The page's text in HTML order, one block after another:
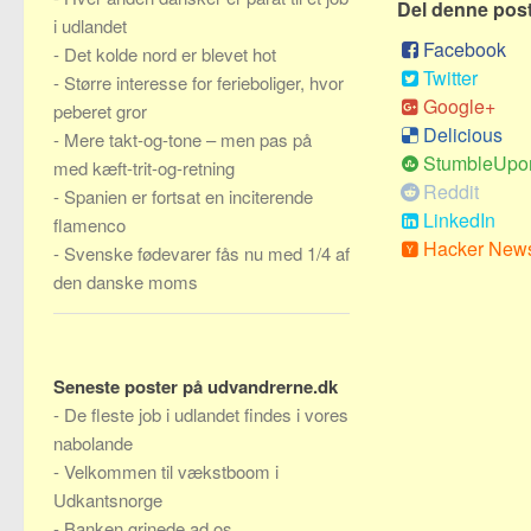
Del denne
Facebook
Twitter
Google+
Delicious
Reddit
LinkedIn
Hacker
i udlandet
- Det kolde nord er blevet hot
- Større interesse for ferieboliger, hvor
peberet gror
- Mere takt-og-tone – men pas på
med kæft-trit-og-retning
- Spanien er fortsat en inciterende
flamenco
- Svenske fødevarer fås nu med 1/4 af
den danske moms
Seneste poster på udvandrerne.dk
- De fleste job i udlandet findes i vores
nabolande
-Velkommen til vækstboom i
Udkantsnorge